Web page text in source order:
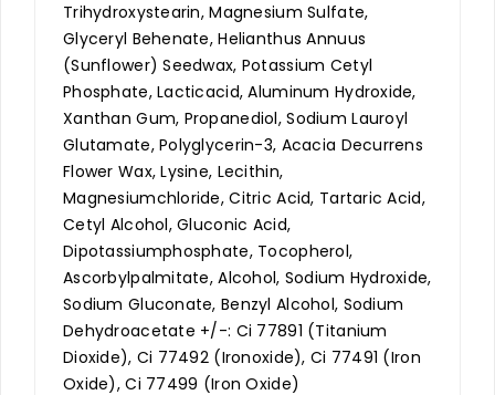
Trihydroxystearin, Magnesium Sulfate,
Glyceryl Behenate, Helianthus Annuus
(Sunflower) Seedwax, Potassium Cetyl
Phosphate, Lacticacid, Aluminum Hydroxide,
Xanthan Gum, Propanediol, Sodium Lauroyl
Glutamate, Polyglycerin-3, Acacia Decurrens
Flower Wax, Lysine, Lecithin,
Magnesiumchloride, Citric Acid, Tartaric Acid,
Cetyl Alcohol, Gluconic Acid,
Dipotassiumphosphate, Tocopherol,
Ascorbylpalmitate, Alcohol, Sodium Hydroxide,
Sodium Gluconate, Benzyl Alcohol, Sodium
Dehydroacetate +/-: Ci 77891 (Titanium
Dioxide), Ci 77492 (Ironoxide), Ci 77491 (Iron
Oxide), Ci 77499 (Iron Oxide)